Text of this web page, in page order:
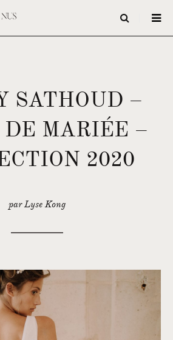
SATHOUD –
DE MARIÉE –
2020
par Lyse Kong